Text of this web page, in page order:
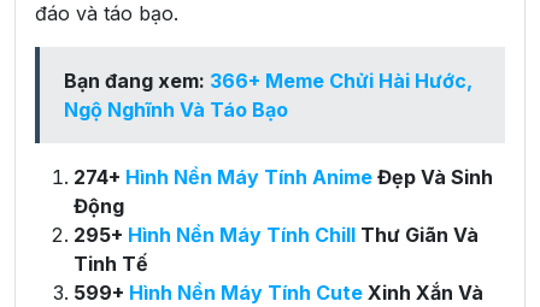
đáo và táo bạo.
Bạn đang xem: 366+ Meme Chửi Hài Hước,
Ngộ Nghĩnh Và Táo Bạo
274+ Hình Nền Máy Tính Anime Đẹp Và Sinh
Động
295+ Hình Nền Máy Tính Chill Thư Giãn Và
Tinh Tế
599+ Hình Nền Máy Tính Cute Xinh Xắn Và